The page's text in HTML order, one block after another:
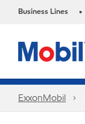
Business Lines •
ExxonMobil